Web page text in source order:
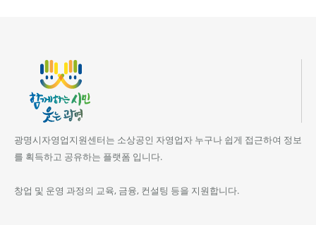
광명시자영업지원센터는 소상공인 자영업자 누구나 쉽게 접근하여 정보
를 획득하고 공유하는 플랫폼 입니다.
창업 및 운영 과정의 교육, 금융, 컨설팅 등을 지원합니다.